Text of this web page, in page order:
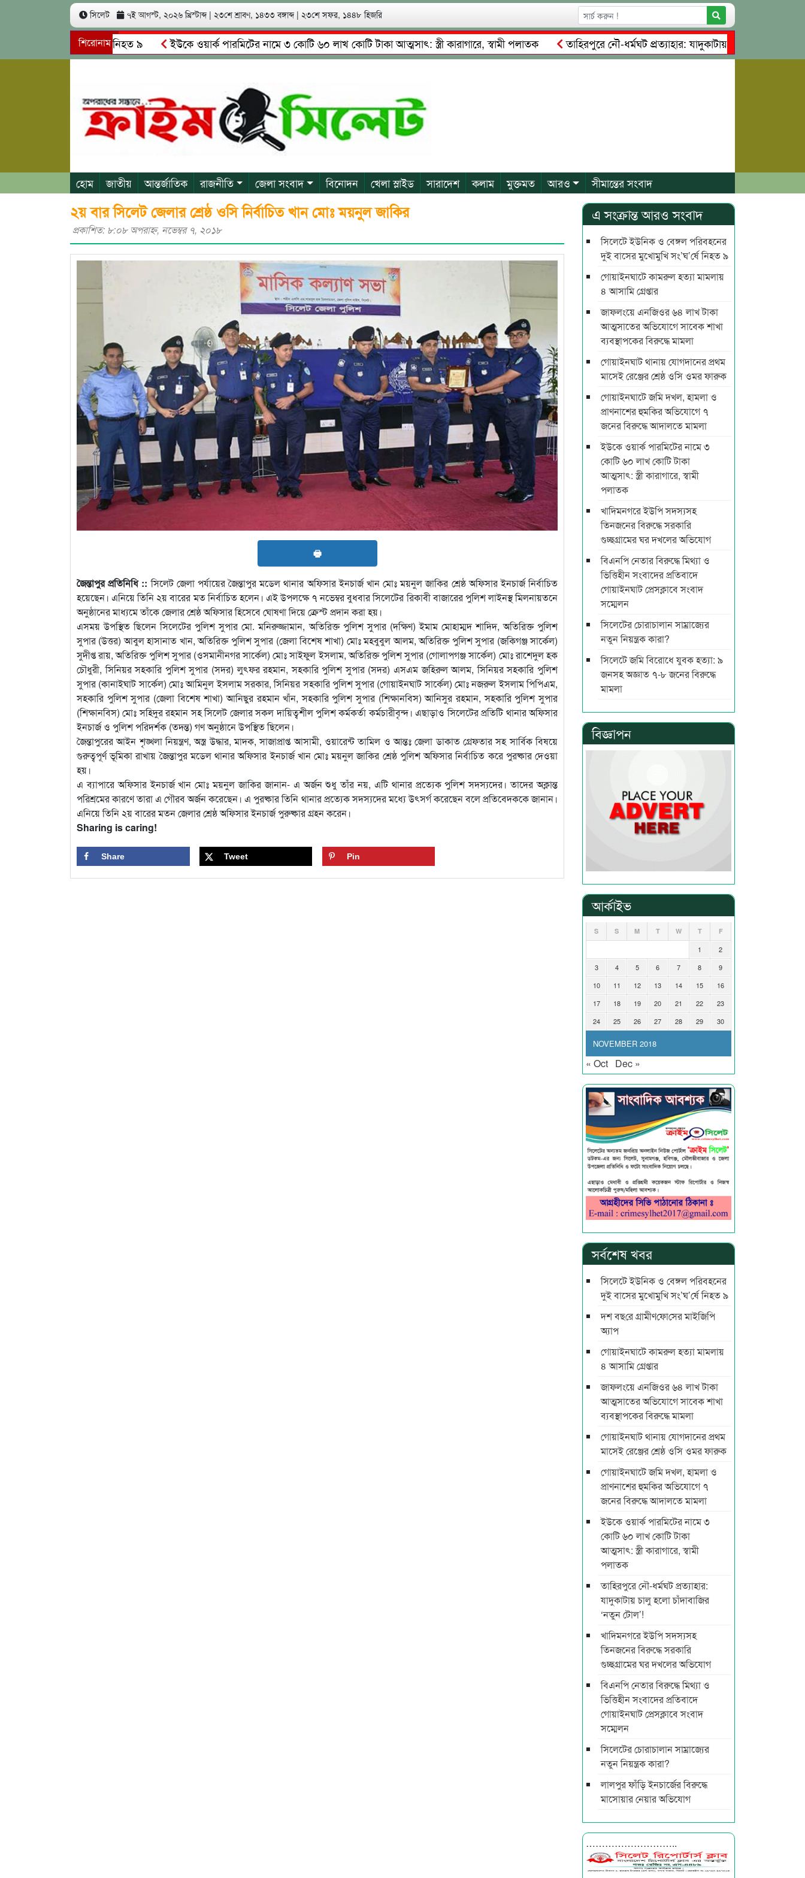
সিলেট ৭ই আগস্ট, ২০২৬ খ্রিস্টাব্দ | ২৩শে শ্রাবণ, ১৪৩৩ বঙ্গাব্দ | ২৩শে সফর, ১৪৪৮ হিজরি
শিরোনাম
মুখোমুখি সং’ঘ’র্ষে নিহত ৯ ইউকে ওয়ার্ক পারমিটের নামে ৩ কোটি ৬০ লাখ কোটি টাকা আত্মসাৎ: স্ত্রী কারাগারে, স্বামী পলাতক
তাহিরপুরে নৌ-ধর্মঘট প্রত্যাহার: যাদুকাটায় চালু হলো চাঁদাবাজির
রিমালকে গ্রেপ্তারের দাবি স্থানীয়দের
গোয়াইনঘাটে আলিম উদ্দিনের নেতৃত্বে চাঁদাবাজি ও শ্রমিকদের মারধর নগরীতে কোটি টাকার সম্পত্তি দখলের চেষ্টা: গ্রেফতারের পর জামিনে মূক্ত রাসেল,
হোম জাতীয় আন্তর্জাতিক রাজনীতি জেলা সংবাদ বিনোদন খেলা স্লাইড সারাদেশ কলাম মুক্তমত আরও সীমান্তের সংবাদ
২য় বার সিলেট জেলার শ্রেষ্ঠ ওসি নির্বাচিত খান মোঃ ময়নুল জাকির
প্রকাশিত: ৮:০৮ অপরাহ্ণ, নভেম্বর ৭, ২০১৮
🖶
জৈন্তাপুর প্রতিনিধি :: সিলেট জেলা পর্যায়ের জৈন্তাপুর মডেল থানার অফিসার ইনচার্জ খান মোঃ ময়নুল জাকির শ্রেষ্ঠ অফিসার ইনচার্জ নির্বাচিত
হয়েছেন। এনিয়ে তিনি ২য় বারের মত নির্বাচিত হলেন। এই উপলক্ষে ৭ নভেম্বর বুধবার সিলেটের রিকাবী বাজারের পুলিশ লাইনস্থ মিলনায়তনে
অনুষ্ঠানের মাধ্যমে তাঁকে জেলার শ্রেষ্ঠ অফিসার হিসেবে ঘোষণা দিয়ে ক্রেস্ট প্রদান করা হয়।
এসময় উপস্থিত ছিলেন সিলেটের পুলিশ সুপার মো. মনিরুজ্জামান, অতিরিক্ত পুলিশ সুপার (দক্ষিণ) ইমাম মোহাম্মদ শাদিদ, অতিরিক্ত পুলিশ
সুপার (উত্তর) আবুল হাসানাত খান, অতিরিক্ত পুলিশ সুপার (জেলা বিশেষ শাখা) মোঃ মহবুবুল আলম, অতিরিক্ত পুলিশ সুপার (জকিগঞ্জ সার্কেল)
সুদীপ্ত রায়, অতিরিক্ত পুলিশ সুপার (ওসমানীনগর সার্কেল) মোঃ সাইফুল ইসলাম, অতিরিক্ত পুলিশ সুপার (গোলাপগঞ্জ সার্কেল) মোঃ রাশেদুল হক
চৌধুরী, সিনিয়র সহকারি পুলিশ সুপার (সদর) লুৎফর রহমান, সহকারি পুলিশ সুপার (সদর) এসএম জহিরুল আলম, সিনিয়র সহকারি পুলিশ
সুপার (কানাইঘাট সার্কেল) মোঃ আমিনুল ইসলাম সরকার, সিনিয়র সহকারি পুলিশ সুপার (গোয়াইনঘাট সার্কেল) মোঃ নজরুল ইসলাম পিপিএম,
সহকারি পুলিশ সুপার (জেলা বিশেষ শাখা) আনিছুর রহমান খাঁন, সহকারি পুলিশ সুপার (শিক্ষানবিস) আনিসুর রহমান, সহকারি পুলিশ সুপার
(শিক্ষানবিস) মোঃ সহিদুর রহমান সহ সিলেট জেলার সকল দায়িত্বশীল পুলিশ কর্মকর্তা কর্মচারীবৃন্দ। এছাড়াও সিলেটের প্রতিটি থানার অফিসার
ইনচার্জ ও পুলিশ পরিদর্শক (তদন্ত) গণ অনুষ্ঠানে উপস্থিত ছিলেন।
জৈন্তাপুরের আইন শৃঙ্খলা নিয়ন্ত্রণ, অস্ত্র উদ্ধার, মাদক, সাজাপ্রাপ্ত আসামী, ওয়ারেন্ট তামিল ও আন্তঃ জেলা ডাকাত গ্রেফতার সহ সার্বিক বিষয়ে
গুরুত্বপূর্ণ ভূমিকা রাখায় জৈন্তাপুর মডেল থানার অফিসার ইনচার্জ খান মোঃ ময়নুল জাকির শ্রেষ্ঠ পুলিশ অফিসার নির্বাচিত করে পুরষ্কার দেওয়া
হয়।
এ ব্যাপারে অফিসার ইনচার্জ খান মোঃ ময়নুল জাকির জানান- এ অর্জন শুধু তাঁর নয়, এটি থানার প্রত্যেক পুলিশ সদস্যদের। তাদের অক্লান্ত
পরিশ্রমের কারণে তারা এ গৌরব অর্জন করেছেন। এ পুরষ্কার তিনি থানার প্রত্যেক সদস্যদের মধ্যে উৎসর্গ করেছেন বলে প্রতিবেদককে জানান।
এনিয়ে তিনি ২য় বারের মতন জেলার শ্রেষ্ঠ অফিসার ইনচার্জ পুরুষ্কার গ্রহন করেন।
Sharing is caring!
Share Tweet Pin
এ সংক্রান্ত আরও সংবাদ
সিলেটে ইউনিক ও বেঙ্গল পরিবহনের
দুই বাসের মুখোমুখি সং’ঘ’র্ষে নিহত ৯
গোয়াইনঘাটে কামরুল হত্যা মামলায়
৪ আসামি গ্রেপ্তার
জাফলংয়ে এনজিওর ৬৪ লাখ টাকা
আত্মসাতের অভিযোগে সাবেক শাখা
ব্যবস্থাপকের বিরুদ্ধে মামলা
গোয়াইনঘাট থানায় যোগদানের প্রথম
মাসেই রেঞ্জের শ্রেষ্ঠ ওসি ওমর ফারুক
গোয়াইনঘাটে জমি দখল, হামলা ও
প্রাণনাশের হুমকির অভিযোগে ৭
জনের বিরুদ্ধে আদালতে মামলা
ইউকে ওয়ার্ক পারমিটের নামে ৩
কোটি ৬০ লাখ কোটি টাকা
আত্মসাৎ: স্ত্রী কারাগারে, স্বামী
পলাতক
খাদিমনগরে ইউপি সদস্যসহ
তিনজনের বিরুদ্ধে সরকারি
গুচ্ছগ্রামের ঘর দখলের অভিযোগ
বিএনপি নেতার বিরুদ্ধে মিথ্যা ও
ভিত্তিহীন সংবাদের প্রতিবাদে
গোয়াইনঘাট প্রেসক্লাবে সংবাদ
সম্মেলন
সিলেটের চোরাচালান সাম্রাজ্যের
নতুন নিয়ন্ত্রক কারা?
সিলেটে জমি বিরোধে যুবক হত্যা: ৯
জনসহ অজ্ঞাত ৭-৮ জনের বিরুদ্ধে
মামলা
বিজ্ঞাপন
আর্কাইভ
NOVEMBER 2018
S S M T W T F
1
2
3
4 5 6 7 8
9
10
11 12 13 14 15
16
17
18 19 20 21 22
23
24
25 26 27 28 29 30
« Oct Dec »
সর্বশেষ খবর
সিলেটে ইউনিক ও বেঙ্গল পরিবহনের
দুই বাসের মুখোমুখি সং’ঘ’র্ষে নিহত ৯
দশ বছ‌রে গ্রামীণ‌ফো‌সের মাইজিপি
অ্যাপ
গোয়াইনঘাটে কামরুল হত্যা মামলায়
৪ আসামি গ্রেপ্তার
জাফলংয়ে এনজিওর ৬৪ লাখ টাকা
আত্মসাতের অভিযোগে সাবেক শাখা
ব্যবস্থাপকের বিরুদ্ধে মামলা
গোয়াইনঘাট থানায় যোগদানের প্রথম
মাসেই রেঞ্জের শ্রেষ্ঠ ওসি ওমর ফারুক
গোয়াইনঘাটে জমি দখল, হামলা ও
প্রাণনাশের হুমকির অভিযোগে ৭
জনের বিরুদ্ধে আদালতে মামলা
ইউকে ওয়ার্ক পারমিটের নামে ৩
কোটি ৬০ লাখ কোটি টাকা
আত্মসাৎ: স্ত্রী কারাগারে, স্বামী
পলাতক
তাহিরপুরে নৌ-ধর্মঘট প্রত্যাহার:
যাদুকাটায় চালু হলো চাঁদাবাজির
‘নতুন টোল’!
খাদিমনগরে ইউপি সদস্যসহ
তিনজনের বিরুদ্ধে সরকারি
গুচ্ছগ্রামের ঘর দখলের অভিযোগ
বিএনপি নেতার বিরুদ্ধে মিথ্যা ও
ভিত্তিহীন সংবাদের প্রতিবাদে
গোয়াইনঘাট প্রেসক্লাবে সংবাদ
সম্মেলন
সিলেটের চোরাচালান সাম্রাজ্যের
নতুন নিয়ন্ত্রক কারা?
লালপুর ফাঁড়ি ইনচার্জের বিরুদ্ধে
মাসোয়ার নেয়ার অভিযোগ
………………………..